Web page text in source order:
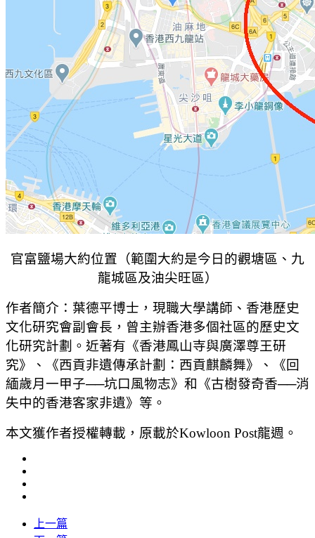
官富鹽場大約位置 （範圍大約是今日的觀塘區、九
龍城區及油尖旺區）
作者簡介：葉德平博士，現職大學講師、香港歷史
文化研究會副會長，曾主辦香港多個社區的歷史文
化研究計劃。近著有《香港鳳山寺與廣澤尊王研
究》、《西貢非遺傳承計劃：西貢麒麟舞》、《回
緬歲月一甲子──坑口風物志》和《古樹發奇香──消
失中的香港客家非遺》等。
本文獲作者授權轉載，原載於Kowloon Post龍週。
上一篇